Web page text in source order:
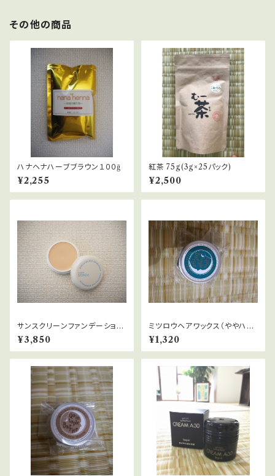
その他の商品
ハナヘナハーブブラウン１００ḡ
¥2,255
紅茶 75g(3g×25パック)
¥2,500
サンスクリーンファンデーション
ナチュラル
¥3,850
ミツロウヘアワックス（ややハー
ド）スターリーフォレスト15ml
¥1,320